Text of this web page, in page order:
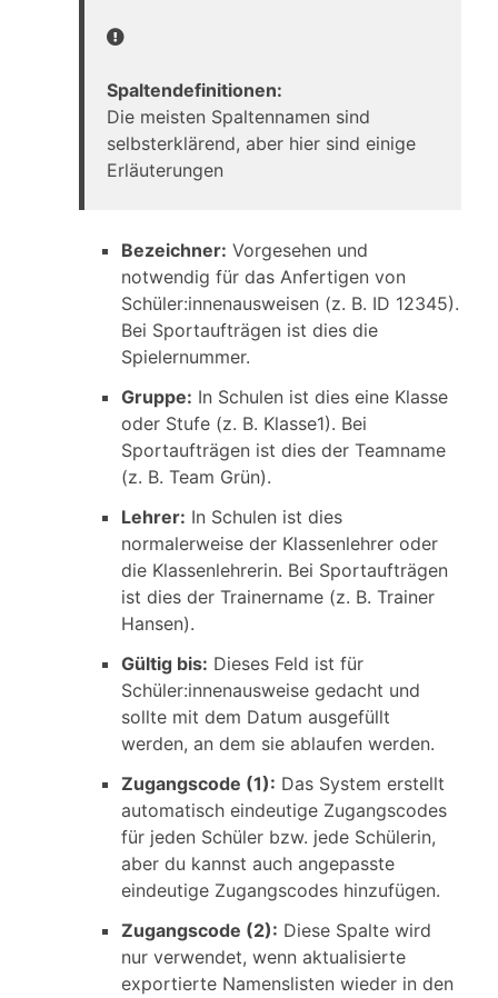
Spaltendefinitionen:
Die meisten Spaltennamen sind
selbsterklärend, aber hier sind einige
Erläuterungen
Bezeichner: Vorgesehen und
notwendig für das Anfertigen von
Schüler:innenausweisen (z. B. ID 12345).
Bei Sportaufträgen ist dies die
Spielernummer.
Gruppe: In Schulen ist dies eine Klasse
oder Stufe (z. B. Klasse1). Bei
Sportaufträgen ist dies der Teamname
(z. B. Team Grün).
Lehrer: In Schulen ist dies
normalerweise der Klassenlehrer oder
die Klassenlehrerin. Bei Sportaufträgen
ist dies der Trainername (z. B. Trainer
Hansen).
Gültig bis: Dieses Feld ist für
Schüler:innenausweise gedacht und
sollte mit dem Datum ausgefüllt
werden, an dem sie ablaufen werden.
Zugangscode (1): Das System erstellt
automatisch eindeutige Zugangscodes
für jeden Schüler bzw. jede Schülerin,
aber du kannst auch angepasste
eindeutige Zugangscodes hinzufügen.
Zugangscode (2): Diese Spalte wird
nur verwendet, wenn aktualisierte
exportierte Namenslisten wieder in den